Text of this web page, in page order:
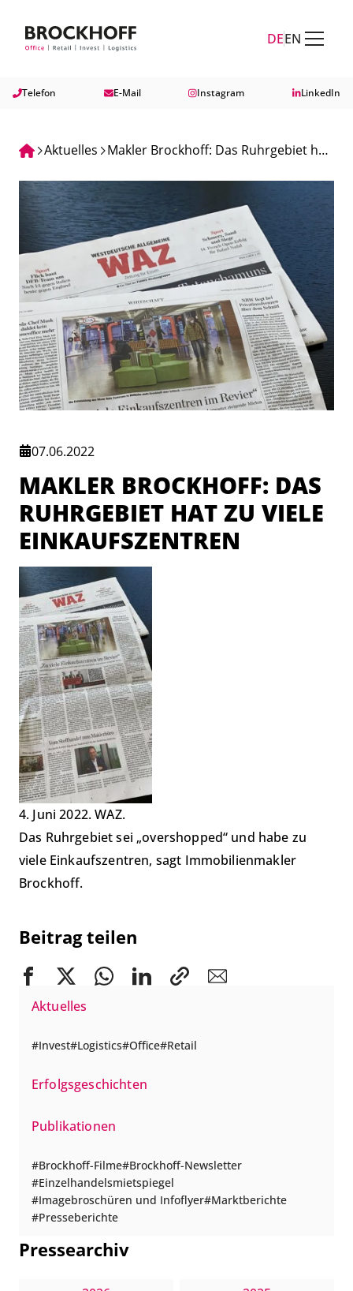
Zum Fuß springen
DEEN
Telefon E-Mail Instagram LinkedIn
Aktuelles
Invest Logistics Office Retail
Erfolgsgeschichten
Publikationen
Brockhoff-Filme Brockhoff-Newsletter
Einzelhandelsmietspiegel
Imagebroschüren und Infoflyer Marktberichte
Presseberichte
Pressearchiv
Aktuelles
Makler Brockhoff: Das Ruhrgebiet hat
07.06.2022
MAKLER BROCKHOFF: DAS
RUHRGEBIET HAT ZU VIELE
EINKAUFSZENTREN
4. Juni 2022. WAZ.
Das Ruhrgebiet sei „overshopped“ und habe zu
viele Einkaufszentren, sagt Immobilienmakler
Brockhoff.
Beitrag teilen